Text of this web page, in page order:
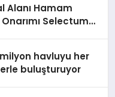
Alanı Hamam
Onarımı Selectum
havluyu her
buluşturuyor